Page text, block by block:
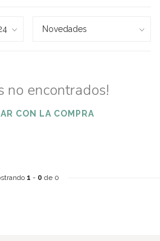
no encontrados!
CON LA COMPRA
1 - 0 de 0